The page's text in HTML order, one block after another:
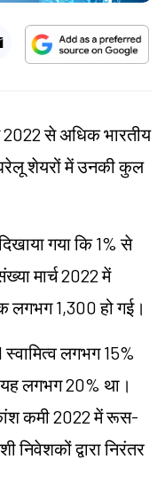
2022 से अधिक भारतीय
घरेलू शेयरों में उनकी कुल
गया कि 1% से
मार्च 2022 में
लगभग 1,300 हो गई।
लगभग 15%
लगभग 20% था।
कमी 2022 में रूस-
द्वारा निरंतर